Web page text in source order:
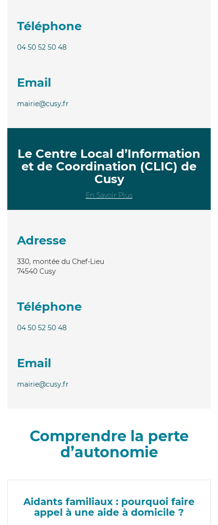
Téléphone
04 50 52 50 48
Email
mairie@cusy.fr
Le Centre Local d’Information
et de Coordination (CLIC) de
Cusy
En Savoir Plus
Adresse
330, montée du Chef-Lieu
74540 Cusy
Téléphone
04 50 52 50 48
Email
mairie@cusy.fr
Comprendre la perte
d’autonomie
Aidants familiaux : pourquoi faire
appel à une aide à domicile ?